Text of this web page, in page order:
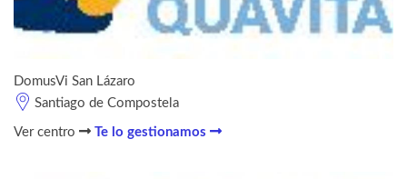
DomusVi San Lázaro
Santiago de Compostela
Ver centro Te lo gestionamos